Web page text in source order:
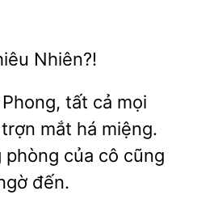
Nhiên?!
Phong, tất cả mọi
mắt há miệng.
phòng của
cũng
đến.